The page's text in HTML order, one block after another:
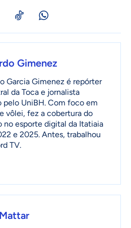
Gimenez
Garcia Gimenez é repórter
da Toca e jornalista
pelo UniBH. Com foco em
vôlei, fez a cobertura do
no esporte digital da Itatiaia
e 2025. Antes, trabalhou
TV.